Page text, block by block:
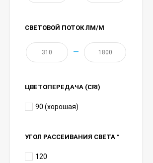
СВЕТОВОЙ ПОТОК ЛМ/М
—
ЦВЕТОПЕРЕДАЧА (CRI)
90 (хорошая)
УГОЛ РАССЕИВАНИЯ СВЕТА °
120